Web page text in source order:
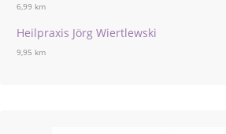
6,99 km
Heilpraxis Jörg Wiertlewski
9,95 km